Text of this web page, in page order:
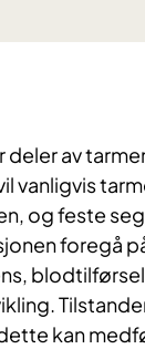
av
vanligvis
og feste
foregå
kan